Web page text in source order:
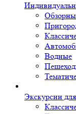
Водные
Экскурсии